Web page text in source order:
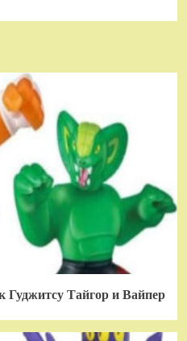
Гуджитсу Тайгор и Вайпер